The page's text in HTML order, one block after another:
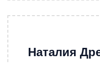
Наталия